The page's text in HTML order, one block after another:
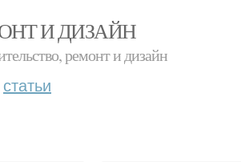
И ДИЗАЙН
ремонт и дизайн
статьи